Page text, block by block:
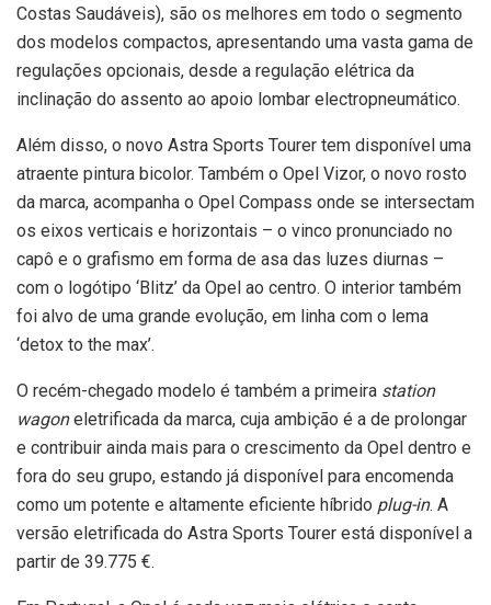
Costas Saudáveis), são os melhores em todo o segmento
dos modelos compactos, apresentando uma vasta gama de
regulações opcionais, desde a regulação elétrica da
inclinação do assento ao apoio lombar electropneumático.
Além disso, o novo Astra Sports Tourer tem disponível uma
atraente pintura bicolor. Também o Opel Vizor, o novo rosto
da marca, acompanha o Opel Compass onde se intersectam
os eixos verticais e horizontais – o vinco pronunciado no
capô e o grafismo em forma de asa das luzes diurnas –
com o logótipo ‘Blitz’ da Opel ao centro. O interior também
foi alvo de uma grande evolução, em linha com o lema
‘detox to the max’.
O recém-chegado modelo é também a primeira station
wagoneletrificada da marca, cuja ambição é a de prolongar
e contribuir ainda mais para o crescimento da Opel dentro e
fora do seu grupo, estando já disponível para encomenda
como um potente e altamente eficiente híbrido plug-in. A
versão eletrificada do Astra Sports Tourer está disponível a
partir de 39.775 €.